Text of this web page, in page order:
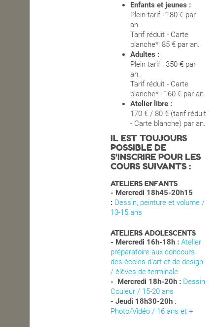
Enfants et jeunes :
Plein tarif : 180 € par
an.
Tarif réduit - Carte
blanche*: 85 € par an.
Adultes :
Plein tarif : 350 € par
an.
Tarif réduit - Carte
blanche* : 160 € par an.
Atelier libre :
170 € / 80 € (tarif réduit
- Carte blanche) par an.
IL EST TOUJOURS
POSSIBLE DE
S'INSCRIRE POUR LES
COURS SUIVANTS :
ATELIERS ENFANTS
- Mercredi 18h45-20h15
: Dessin, peinture et volume /
13-15 ans
ATELIERS ADOLESCENTS
- Mercredi 16h-18h :Atelier
préparatoire aux concours
des écoles d'art et de design
/ élèves de terminale
- Mercredi 18h-20h : Dessin,
Couleur / 15-20 ans
- Jeudi 18h30-20h :
Photo/Vidéo / 16 ans et +